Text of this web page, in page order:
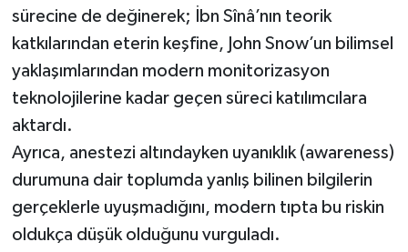
sürecine de değinerek; İbn Sînâ’nın teorik
katkılarından eterin keşfine, John Snow’un bilimsel
yaklaşımlarından modern monitorizasyon
teknolojilerine kadar geçen süreci katılımcılara
aktardı.
Ayrıca, anestezi altındayken uyanıklık (awareness)
durumuna dair toplumda yanlış bilinen bilgilerin
gerçeklerle uyuşmadığını, modern tıpta bu riskin
oldukça düşük olduğunu vurguladı.